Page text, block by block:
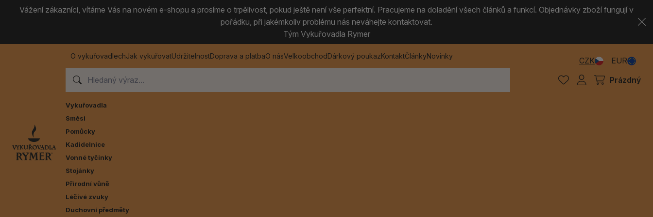
Vážení zákazníci, vítáme Vás na novém e-shopu a prosíme o trpělivost, pokud ještě není vše perfektní. Pracujeme na doladění všech článků a funkcí. Objednávky zboží fungují v
pořádku, při jakémkoliv problému nás neváhejte kontaktovat.
Tým Vykuřovadla Rymer
O vykuřovadlechJak vykuřovatUdržitelnostDoprava a platbaO násVelkoobchodDárkový poukazKontaktČlánkyNovinky CZK
EUR
Prázdný
Vykuřovadla
Směsi
Pomůcky
Kadidelnice
Vonné tyčinky
Stojánky
Přírodní vůně
Léčivé zvuky
Duchovní předměty